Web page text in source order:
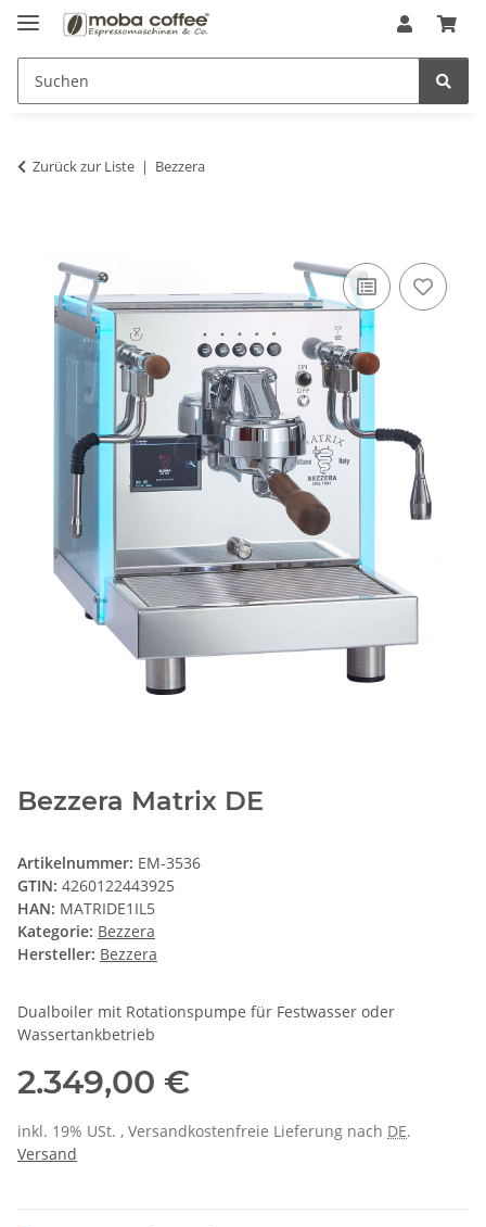
Zurück zur Liste Bezzera
Bezzera Matrix DE
Artikelnummer: EM-3536
GTIN: 4260122443925
HAN: MATRIDE1IL5
Kategorie: Bezzera
Hersteller: Bezzera
Dualboiler mit Rotationspumpe für Festwasser oder
Wassertankbetrieb
2.349,00 €
inkl. 19% USt. , Versandkostenfreie Lieferung nach DE.
Versand